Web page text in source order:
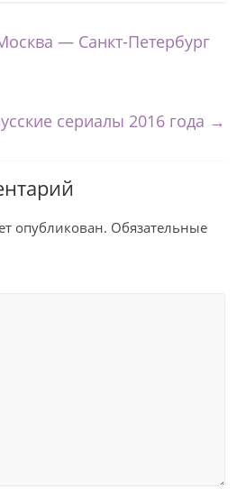
— Санкт-Петербург
сериалы 2016 года →
опубликован. Обязательные